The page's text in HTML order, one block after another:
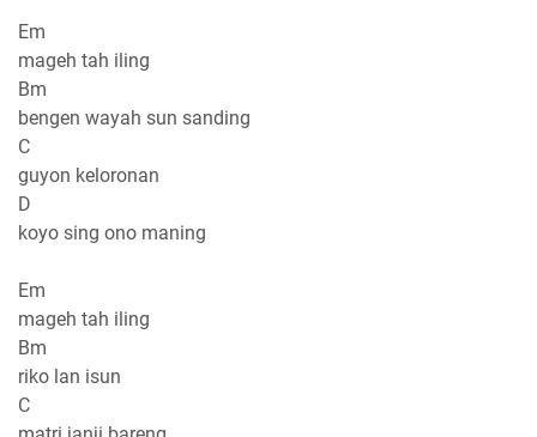
Em
mageh tah iling
Bm
bengen wayah sun sanding
C
guyon keloronan
D
koyo sing ono maning
Em
mageh tah iling
Bm
riko lan isun
C